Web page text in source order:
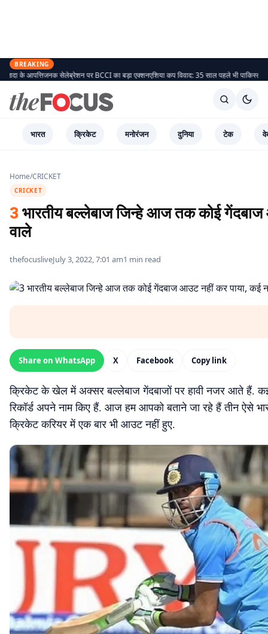
BREAKING
पर BCCI का बड़ा एक्शनएशिया कप विवाद: 35 साल पहले भी पाकिस्तान ने किया था बायकाट,
भारत क्रिकेट मनोरंजन दुनिया टेक
Home/CRICKET
CRICKET
3 भारतीय बल्लेबाज जिन्हे आज तक कोई
वाले
thefocusliveJuly 3, 2022, 7:01 am1 min read
Share on WhatsApp X Facebook Copy link
क्रिकेट के खेल में अक्सर बल्लेबाज गेंदबाजों पर हावी नजर आते हैं. कई
रिकॉर्ड अपने नाम किए हैं. आज हम आपको बताने जा रहे हैं तीन ऐसे
क्रिकेट करियर में एक बार भी आउट नहीं हुए.